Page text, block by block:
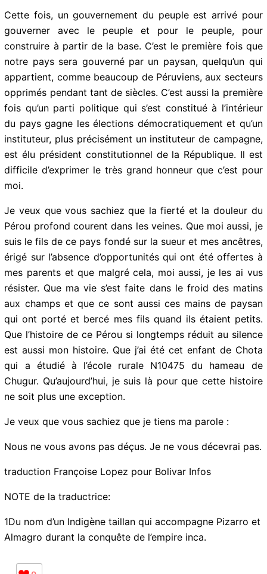
Dès lors, notre pays a cru en divers gouvernements
qui sont arrivés au pouvoir grâce au vote du peuple
mais qui l’ont fait déçu.
Cette fois, un gouvernement du peuple est arrivé pour
gouverner avec le peuple et pour le peuple, pour
construire à partir de la base. C’est le première fois
que notre pays sera gouverné par un paysan,
quelqu’un qui appartient, comme beaucoup de
Péruviens, aux secteurs opprimés pendant tant de
siècles. C’est aussi la première fois qu’un parti
les élections démocratiquement et qu’un instituteur,
plus précisément un instituteur de campagne, est élu
président constitutionnel de la République. Il est
difficile d’exprimer le très grand honneur que c’est
pour moi.
Je veux que vous sachiez que la fierté et la douleur du
Pérou profond courent dans les veines. Que moi aussi,
je suis le fils de ce pays fondé sur la sueur et mes
ancêtres, érigé sur l’absence d’opportunités qui ont été
offertes à mes parents et que malgré cela, moi aussi,
je les ai vus résister. Que ma vie s’est faite dans le
froid des matins aux champs et que ce sont aussi ces
ils étaient petits. Que l’histoire de ce Pérou si
j’ai été cet enfant de Chota qui a étudié à l’école rurale
N10475 du hameau de Chugur. Qu’aujourd’hui, je suis là
Nous ne vous avons pas déçus. Je ne vous décevrai